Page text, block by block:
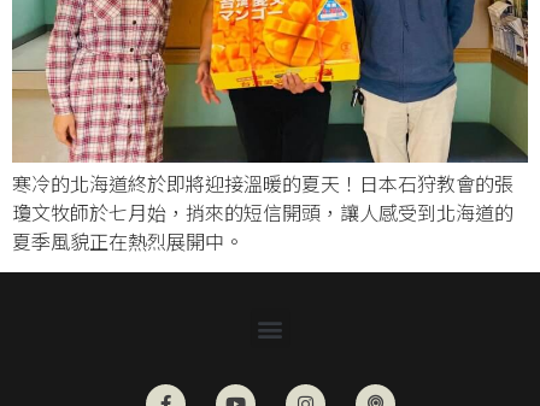
寒冷的北海道終於即將迎接溫暖的夏天！日本石狩教會的張
瓊文牧師於七月始，捎來的短信開頭，讓人感受到北海道的
夏季風貌正在熱烈展開中。